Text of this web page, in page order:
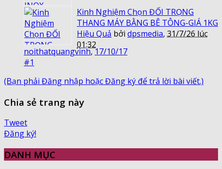
Kinh Nghiệm Chọn ĐỐI TRỌNG
THANG MÁY BẰNG BÊ TÔNG-GIÁ 1KG
Hiệu Quả bởi dpsmedia, 31/7/26 lúc
01:32
noithatquangvinh, 17/10/17
#1
(Bạn phải Đăng nhập hoặc Đăng ký để trả lời bài viết.)
Chia sẻ trang này
Tweet
Đăng ký!
DANH MỤC